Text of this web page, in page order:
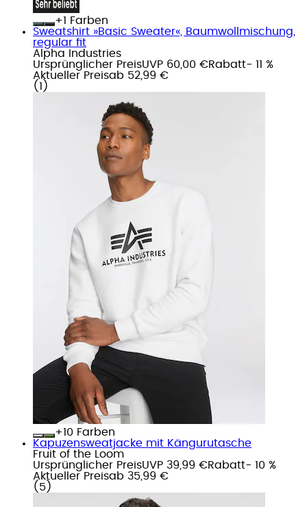
+
Farben
Sweatshirt »Basic Sweater«, Baumwollmischung,
regular fit
Alpha Industries
Ursprünglicher PreisUVP 60,00 €Rabatt- 11 %
Aktueller Preisab 52,99 €
( 1 )
+
Farben
Kapuzensweatjacke mit Kängurutasche
Fruit of the Loom
Ursprünglicher PreisUVP 39,99 €Rabatt- 10 %
Aktueller Preisab 35,99 €
( 5 )